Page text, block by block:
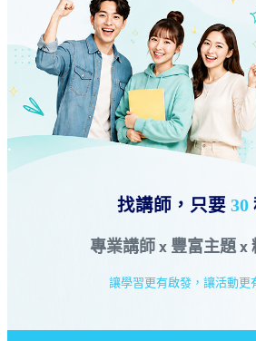
找講師，只要 30
專業講師 x 豐富主題 x
讓學習更有啟發，讓活動更